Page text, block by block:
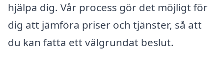
hjälpa dig. Vår process gör det möjligt för
dig att jämföra priser och tjänster, så att
du kan fatta ett välgrundat beslut.